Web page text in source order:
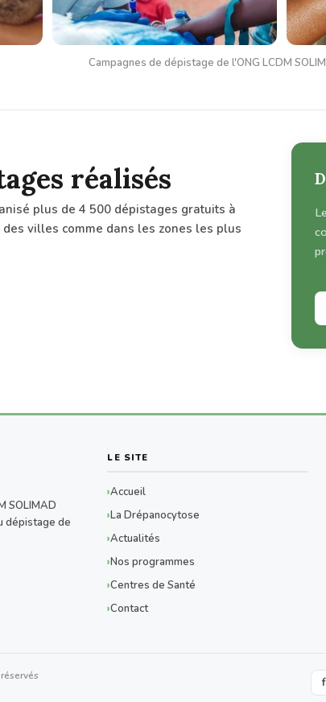
Campagnes de dépistage de l'ONG LCDM
réalisés
plus de 4 500 dépistages gratuits à
villes comme dans les zones les plus
SOLIMAD
dépistage de
LE SITE
Accueil
La Drépanocytose
Actualités
Nos programmes
Centres de Santé
Contact
f